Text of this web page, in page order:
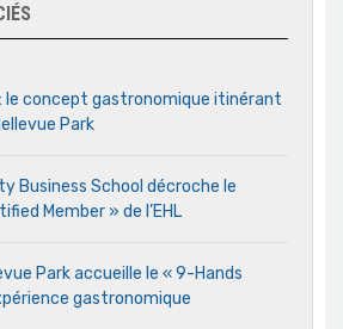
le concept gastronomique itinérant
Park
Business School décroche le
Member » de l’EHL
Park accueille le « 9-Hands
gastronomique